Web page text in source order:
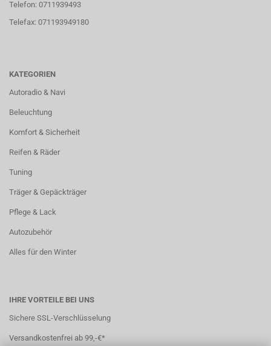
Telefon: 0711939493
Telefax: 071193949180
KATEGORIEN
Autoradio & Navi
Beleuchtung
Komfort & Sicherheit
Reifen & Räder
Tuning
Träger & Gepäckträger
Pflege & Lack
Autozubehör
Alles für den Winter
IHRE VORTEILE BEI UNS
Sichere SSL-Verschlüsselung
Versandkostenfrei ab 99,-€*